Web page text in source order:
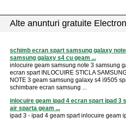
Alte anunturi gratuite
schimb ecran spart samsung galaxy
samsung galaxy s4 cu geam ...
inlocuire geam samsung note 3 samsung
ecran spart INLOCUIRE STICLA
NOTE 3 geam samsung galaxy s4 i9505
schimbare ecran samsung ...
inlocuire geam ipad 4 ecran spart ipad 3
air sparta geam ...
ipad 3 - ipad 4 geam spart inlocuire geam